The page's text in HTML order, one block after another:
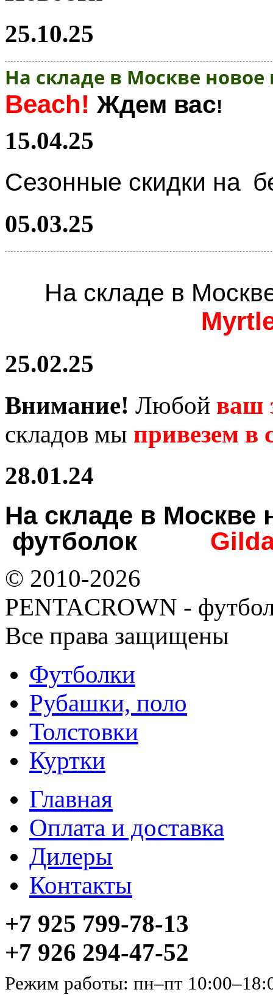
25.10.25
На складе в Москве
Beach! Ждем вас!
15.04.25
Сезонные скидки на
05.03.25
На складе в
25.02.25
Внимание! Любой ваш
складов мы привезем в
28.01.24
На складе в
футболок
© 2010-2026
PENTACROWN -
Все права защищены
Футболки
Рубашки, поло
Толстовки
Куртки
Главная
Оплата и доставка
Дилеры
Контакты
+7 925 799-78-13
+7 926 294-47-52
Режим работы: пн–пт